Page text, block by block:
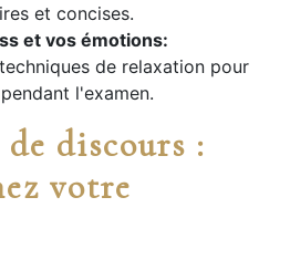
et concises.
et vos émotions:
de relaxation pour
l'examen.
discours :
votre